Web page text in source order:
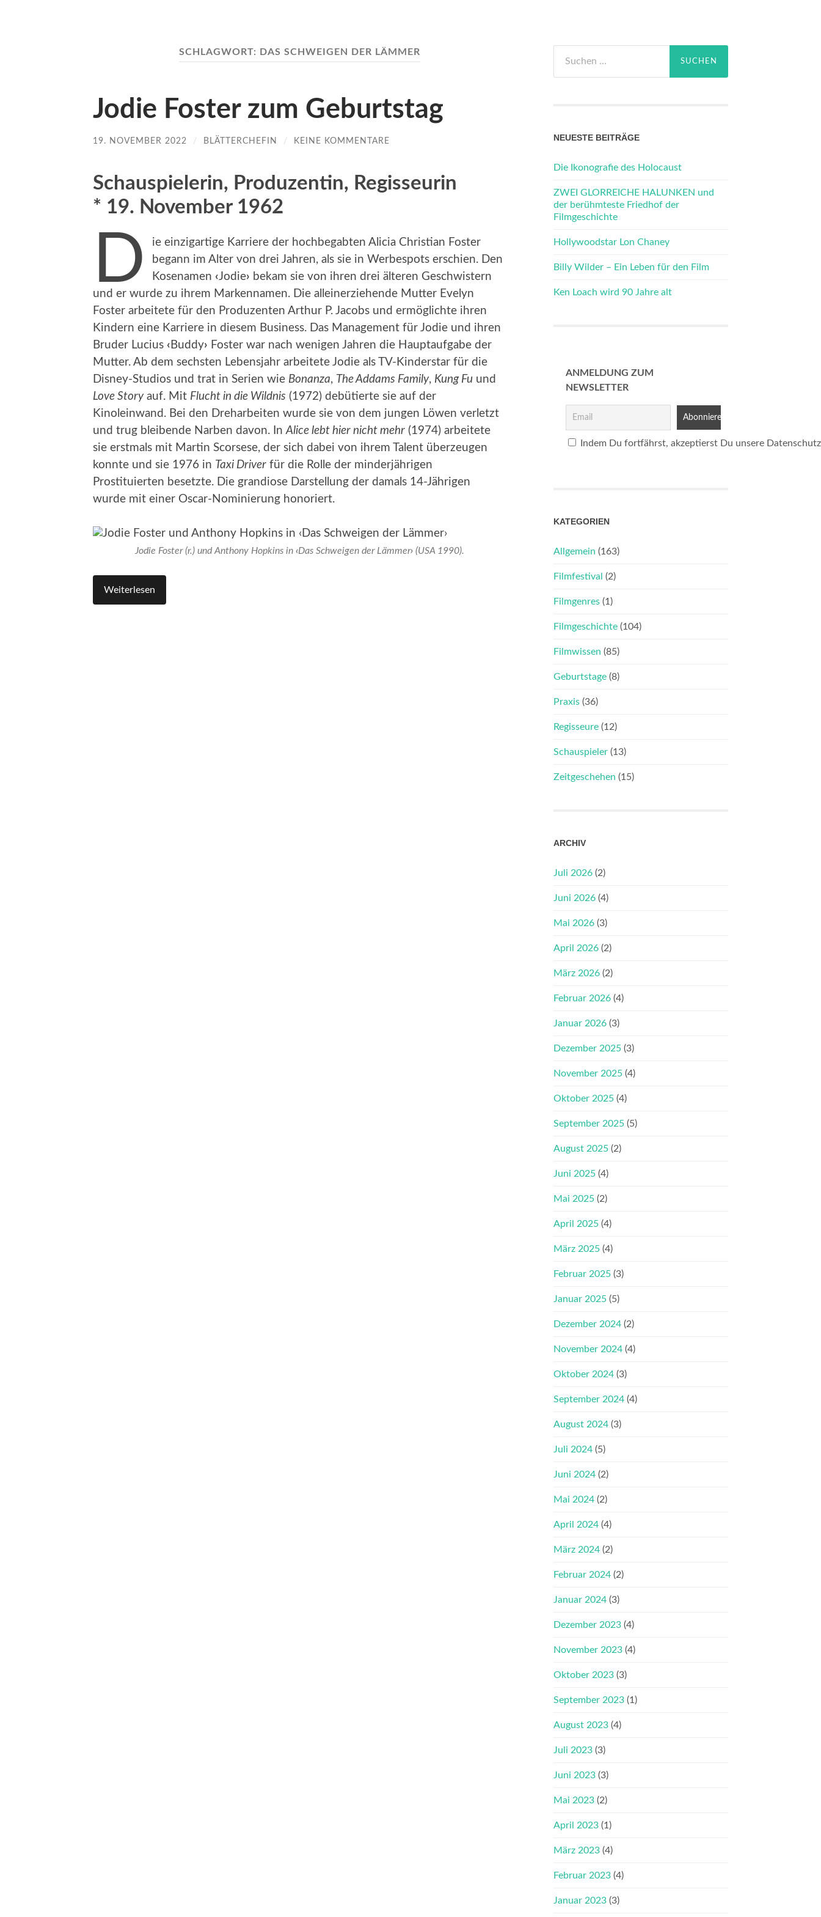
SCHLAGWORT: DAS SCHWEIGEN DER LÄMMER
Jodie Foster zum Geburtstag
19. NOVEMBER 2022 / BLÄTTERCHEFIN / KEINE KOMMENTARE
Schauspielerin, Produzentin, Regisseurin
* 19. November 1962
D
ie einzigartige Karriere der hochbegabten Alicia Christian Foster
begann im Alter von drei Jahren, als sie in Werbespots erschien. Den
Kosenamen ‹Jodie› bekam sie von ihren drei älteren Geschwistern
und er wurde zu ihrem Markennamen. Die alleinerziehende Mutter Evelyn
Foster arbeitete für den Produzenten Arthur P. Jacobs und ermöglichte ihren
Kindern eine Karriere in diesem Business. Das Management für Jodie und ihren
Bruder Lucius ‹ Buddy› Foster war nach wenigen Jahren die Hauptaufgabe der
Mutter. Ab dem sechsten Lebensjahr arbeitete Jodie als TV-Kinderstar für die
Disney-Studios und trat in Serien wie Bonanza, The Addams Family, Kung Fu und
Love Storyauf. Mit Flucht in die Wildnis (1972) debütierte sie auf der
Kinoleinwand. Bei den Dreharbeiten wurde sie von dem jungen Löwen verletzt
und trug bleibende Narben davon. InAlice lebt hier nicht mehr (1974) arbeitete
sie erstmals mit Martin Scorsese, der sich dabei von ihrem Talent überzeugen
konnte und sie 1976 in Taxi Driver für die Rolle der minderjährigen
Prostituierten besetzte. Die grandiose Darstellung der damals 14-Jährigen
wurde mit einer Oscar-Nominierung honoriert.
Jodie Foster (r.) und Anthony Hopkins in ‹Das Schweigen der Lämmer›(USA 1990).
Weiterlesen
nach:
NEUESTE BEITRÄGE
Die Ikonografie des Holocaust
ZWEI GLORREICHE HALUNKEN und
der berühmteste Friedhof der
Filmgeschichte
Hollywoodstar Lon Chaney
Billy Wilder – Ein Leben für den Film
Ken Loach wird 90 Jahre alt
ANMELDUNG ZUM
NEWSLETTER
Indem Du fortfährst, akzeptierst Du unsere
KATEGORIEN
Allgemein (163)
Filmfestival (2)
Filmgenres (1)
Filmgeschichte (104)
Filmwissen (85)
Geburtstage (8)
Praxis (36)
Regisseure (12)
Schauspieler (13)
Zeitgeschehen (15)
ARCHIV
Juli 2026 (2)
Juni 2026 (4)
Mai 2026 (3)
April 2026 (2)
März 2026 (2)
Februar 2026 (4)
Januar 2026 (3)
Dezember 2025 (3)
November 2025 (4)
Oktober 2025 (4)
September 2025 (5)
August 2025 (2)
Juni 2025 (4)
Mai 2025 (2)
April 2025 (4)
März 2025 (4)
Februar 2025 (3)
Januar 2025 (5)
Dezember 2024 (2)
November 2024 (4)
Oktober 2024 (3)
September 2024 (4)
August 2024 (3)
Juli 2024 (5)
Juni 2024 (2)
Mai 2024 (2)
April 2024 (4)
März 2024 (2)
Februar 2024 (2)
Januar 2024 (3)
Dezember 2023 (4)
November 2023 (4)
Oktober 2023 (3)
September 2023 (1)
August 2023 (4)
Juli 2023 (3)
Juni 2023 (3)
Mai 2023 (2)
April 2023 (1)
März 2023 (4)
Februar 2023 (4)
Januar 2023 (3)